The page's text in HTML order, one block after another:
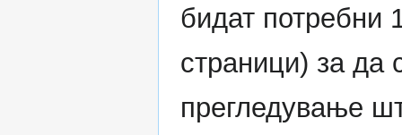
бидат потребни
страници) за да
прегледување